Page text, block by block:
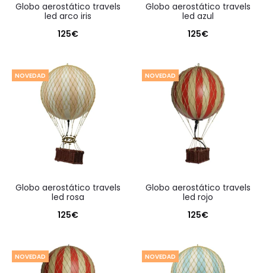
globo aerostático travels
led arco iris
125€
globo aerostático travels
led azul
125€
NOVEDAD
globo aerostático travels
led rosa
125€
NOVEDAD
globo aerostático travels
led rojo
125€
NOVEDAD NOVEDAD